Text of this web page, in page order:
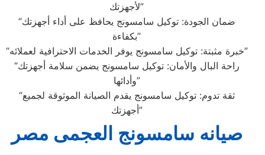
لأجهزتك”
“ضمان الجودة: توكيل سامسونج يحافظ على أداء أجهزتك
بكفاءة”
“خبرة مثبتة: توكيل سامسونج يوفر الخدمات الاحترافية لعملائه”
“راحة البال والأمان: توكيل سامسونج يضمن سلامة أجهزتك
وأدائها”
“ثقة تدوم: توكيل سامسونج يقدم الصيانة الموثوقة لجميع
أجهزتك”
صيانه سامسونج العجمى مصر